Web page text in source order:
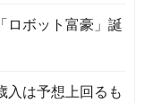
ロボット富豪」誕
は予想上回るも